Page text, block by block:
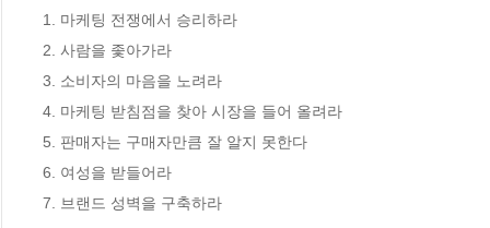
1. 마케팅 전쟁에서 승리하라
2. 사람을 좇아가라
3. 소비자의 마음을 노려라
4. 마케팅 받침점을 찾아 시장을 들어 올려라
5. 판매자는 구매자만큼 잘 알지 못한다
6. 여성을 받들어라
7. 브랜드 성벽을 구축하라